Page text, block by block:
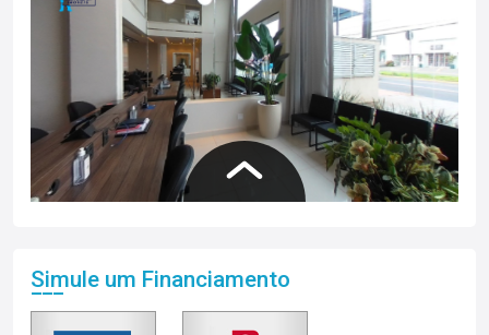
Simule um Financiamento